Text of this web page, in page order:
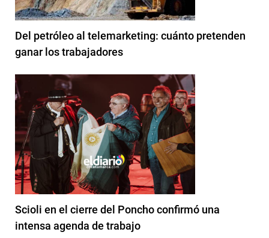
Del petróleo al telemarketing: cuánto pretenden
ganar los trabajadores
Scioli en el cierre del Poncho confirmó una
intensa agenda de trabajo